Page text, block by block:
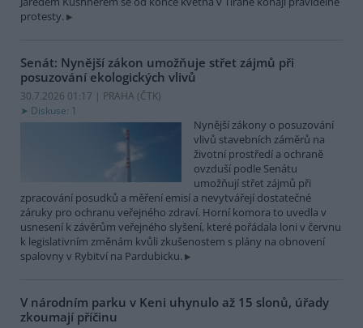
protesty.
Senát: Nynější zákon umožňuje střet zájmů při
posuzování ekologických vlivů
30.7.2026 01:17 | PRAHA (ČTK)
Diskuse: 1
Nynější zákony o posuzování
vlivů stavebních záměrů na
životní prostředí a ochraně
ovzduší podle Senátu
umožňují střet zájmů při
zpracování posudků a měření emisí a nevytvářejí dostatečné
záruky pro ochranu veřejného zdraví. Horní komora to uvedla v
usnesení k závěrům veřejného slyšení, které pořádala loni v červnu
k legislativním změnám kvůli zkušenostem s plány na obnovení
spalovny v Rybitví na Pardubicku.
V národním parku v Keni uhynulo až 15 slonů, úřady
zkoumají příčinu